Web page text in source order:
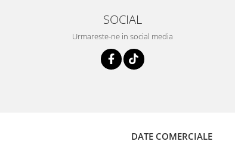
SOCIAL
Urmareste-ne in social media
DATE COMERCIALE